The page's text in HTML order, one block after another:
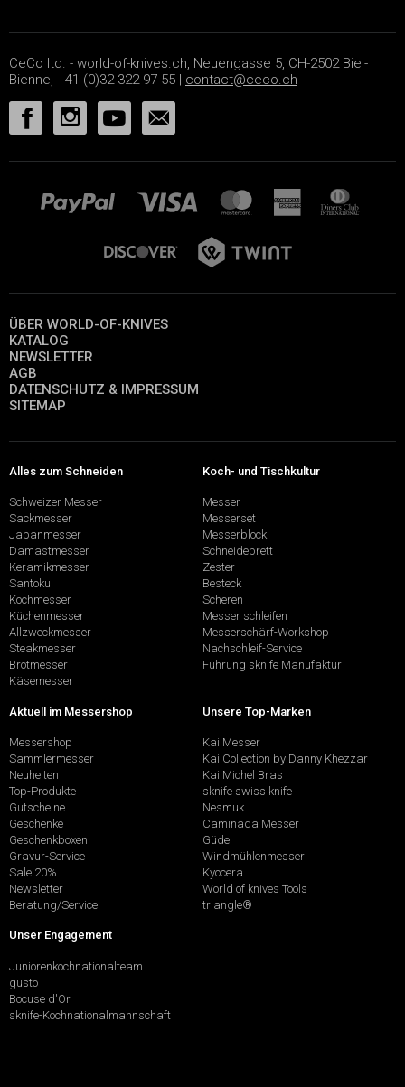
CeCo ltd. - world-of-knives.ch, Neuengasse 5, CH-2502 Biel-
Bienne, +41 (0)32 322 97 55 | contact@ceco.ch
ÜBER WORLD-OF-KNIVES
KATALOG
NEWSLETTER
AGB
DATENSCHUTZ & IMPRESSUM
SITEMAP
Alles zum Schneiden
Schweizer Messer
Sackmesser
Japanmesser
Damastmesser
Keramikmesser
Santoku
Kochmesser
Küchenmesser
Allzweckmesser
Steakmesser
Brotmesser
Käsemesser
Koch- und Tischkultur
Messer
Messerset
Messerblock
Schneidebrett
Zester
Besteck
Scheren
Messer schleifen
Messerschärf-Workshop
Nachschleif-Service
Führung sknife Manufaktur
Aktuell im Messershop
Messershop
Sammlermesser
Neuheiten
Top-Produkte
Gutscheine
Geschenke
Geschenkboxen
Gravur-Service
Sale 20%
Newsletter
Beratung/Service
Unsere Top-Marken
Kai Messer
Kai Collection by Danny Khezzar
Kai Michel Bras
sknife swiss knife
Nesmuk
Caminada Messer
Güde
Windmühlenmesser
Kyocera
World of knives Tools
triangle®
Unser Engagement
Juniorenkochnationalteam
gusto
Bocuse d'Or
sknife-Kochnationalmannschaft